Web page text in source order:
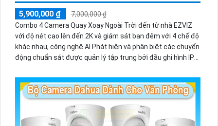
5,900,000 ₫
7,000,000 ₫
Combo 4 Camera Quay Xoay Ngoài Trời đến từ nhà EZVIZ
với độ nét cao lên đến 2K và giám sát ban đêm với 4 chế độ
khác nhau, công nghệ AI Phát hiện và phân biệt các chuyển
động chuẩn sát được quản lý tập trung bởi đầu ghi hình IP